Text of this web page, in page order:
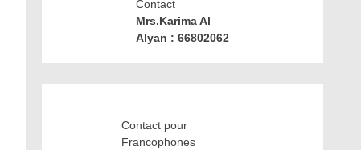
Contact
Mrs.Karima Al
Alyan : 66802062
Contact pour
Francophones